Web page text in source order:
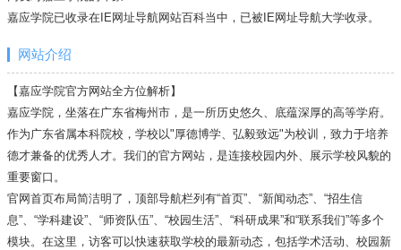
嘉应学院已收录在IE网址导航网站百科当中，已被IE网址导航大学收录。
网站介绍
【嘉应学院官方网站全方位解析】
嘉应学院，坐落在广东省梅州市，是一所历史悠久、底蕴深厚的高等学府。
作为广东省属本科院校，学校以"厚德博学、弘毅致远"为校训，致力于培养
德才兼备的优秀人才。我们的官方网站，是连接校园内外、展示学校风貌的
重要窗口。
官网首页布局简洁明了，顶部导航栏列有“首页”、“新闻动态”、“招生信
息”、“学科建设”、“师资队伍”、“校园生活”、“科研成果”和“联系我们”等多个
模块。在这里，访客可以快速获取学校的最新动态，包括学术活动、校园新